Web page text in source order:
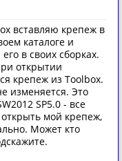
вставляю крепеж в
каталоге и
в своих сборках.
открытии
крепеж из Toolbox.
изменяется. Это
SP5.0 - все
мой крепеж,
Может кто